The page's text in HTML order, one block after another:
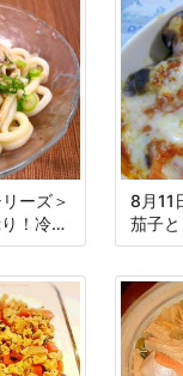
ーズ＞
！冷し
8月11
茄子
タン☆